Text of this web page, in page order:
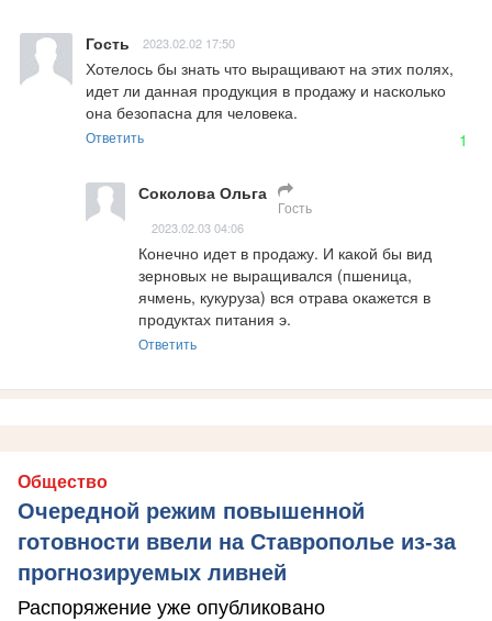
Гость 2023.02.02 17:50
Хотелось бы знать что выращивают на этих полях,
идет ли данная продукция в продажу и насколько
она безопасна для человека.
Ответить 1
Соколова Ольга
Гость
2023.02.03 04:06
Конечно идет в продажу. И какой бы вид
зерновых не выращивался (пшеница,
ячмень, кукуруза) вся отрава окажется в
продуктах питания э.
Ответить
Общество
Очередной режим повышенной
готовности ввели на Ставрополье из-за
прогнозируемых ливней
Распоряжение уже опубликовано